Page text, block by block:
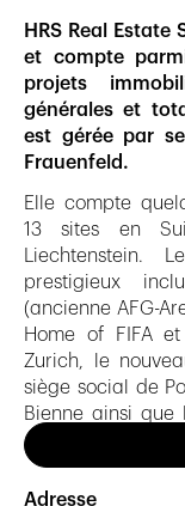
HRS Real Estate
et compte
projets
générales et
est gérée par
Frauenfeld.
Elle compte
13 sites en
Liechtenstein.
prestigieux
(ancienne AFG-
Home of FIFA
Zurich, le
siège social de
Bienne ainsi que
l’EPFL (École
musée Chaplin’s
Adresse